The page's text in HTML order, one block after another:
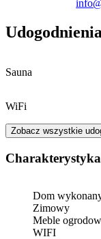
Sauna
WiFi
Zobacz wszystkie
Dom
Zimowy
Meble
WIFI